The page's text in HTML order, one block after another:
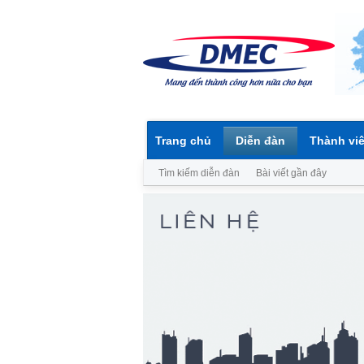
Trang chủ Diễn đàn
Tìm kiếm diễn đàn Bài viết gần đây
Thành